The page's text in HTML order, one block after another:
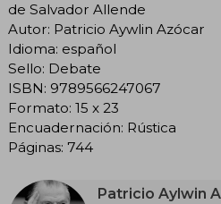
de Salvador Allende
Autor: Patricio Aywlin Azócar
Idioma: español
Sello: Debate
ISBN: 9789566247067
Formato: 15 x 23
Encuadernación: Rústica
Páginas: 744
Patricio Aylwin